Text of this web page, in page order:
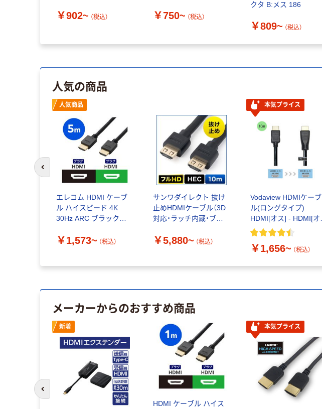
￥902~ （税込） ￥750~ （税込）
クタ B:メス 186
￥809~ （税込）
人気の商品
人気商品
エレコム HDMI ケーブ
ル ハイスピード 4K
30Hz ARC ブラック
￥1,573~ （税込）
サンワダイレクト 抜け
止めHDMIケーブル（3D
対応・ラッチ内蔵・ブラ
￥5,880~ （税込）
本気プライス
Vodaview HDMIケーブ
ル(ロングタイプ)
HDMI[オス] - HDMI[オ
ス] ブラック
￥1,656~ （税込）
前のスライドへ
メーカーからのおすすめ商品
新着
HDMI ケーブル ハイス
本気プライス
前のスライドへ